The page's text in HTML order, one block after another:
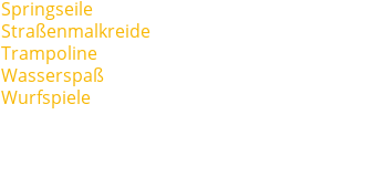
Springseile
Straßenmalkreide
Trampoline
Wasserspaß
Wurfspiele